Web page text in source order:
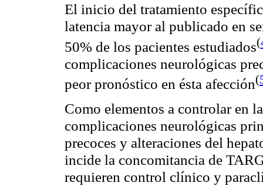
El inicio del tratamiento
latencia mayor al publicado en
50% de los pacientes estudiados(
complicaciones neurológicas
peor pronóstico en ésta afección(
Como elementos a controlar en
complicaciones neurológicas
precoces y alteraciones del
incide la concomitancia de
requieren control clínico y